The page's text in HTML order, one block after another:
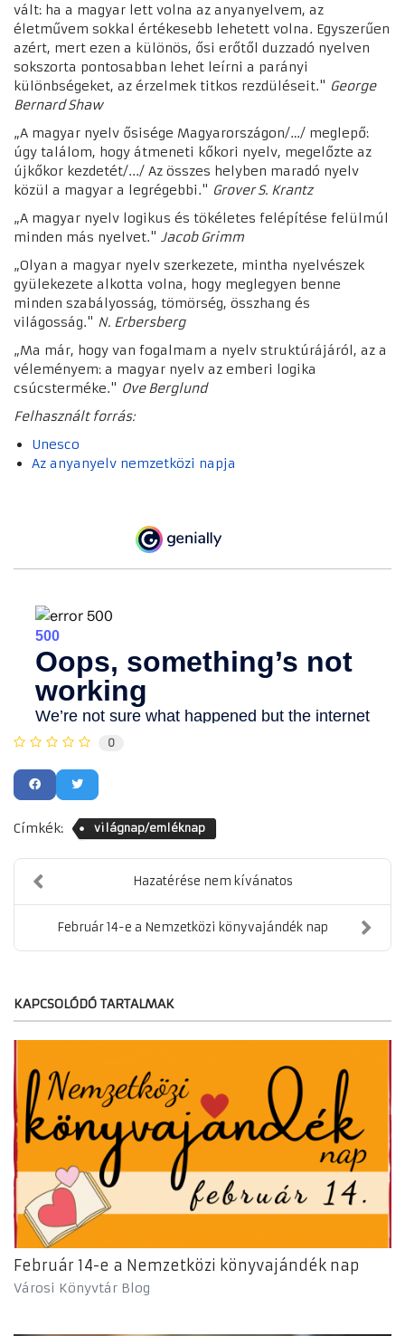
vált: ha a magyar lett volna az anyanyelvem, az
életművem sokkal értékesebb lehetett volna. Egyszerűen
azért, mert ezen a különös, ősi erőtől duzzadó nyelven
sokszorta pontosabban lehet leírni a parányi
különbségeket, az érzelmek titkos rezdüléseit." George
Bernard Shaw
„A magyar nyelv ősisége Magyarországon/…/ meglepő:
úgy találom, hogy átmeneti kőkori nyelv, megelőzte az
újkőkor kezdetét/.../ Az összes helyben maradó nyelv
közül a magyar a legrégebbi." Grover S. Krantz
„A magyar nyelv logikus és tökéletes felépítése felülmúl
minden más nyelvet." Jacob Grimm
„Olyan a magyar nyelv szerkezete, mintha nyelvészek
gyülekezete alkotta volna, hogy meglegyen benne
minden szabályosság, tömörség, összhang és
világosság." N. Erbersberg
„Ma már, hogy van fogalmam a nyelv struktúrájáról, az a
véleményem: a magyar nyelv az emberi logika
csúcsterméke." Ove Berglund
Felhasznált forrás:
Unesco
Az anyanyelv nemzetközi napja
0
Címkék: világnap/emléknap
Hazatérése nem kívánatos
Február 14-e a Nemzetközi könyvajándék nap
KAPCSOLÓDÓ TARTALMAK
Február 14-e a Nemzetközi könyvajándék nap
Városi Könyvtár Blog